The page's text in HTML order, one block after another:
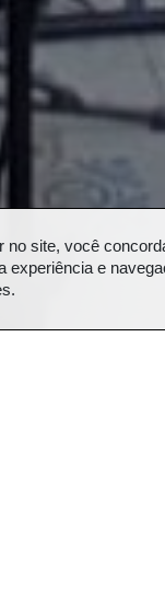
no site, você
experiência e